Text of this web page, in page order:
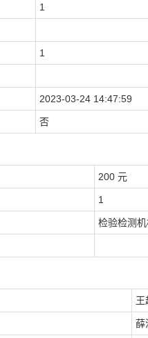
1
1
2023-03-24 14:47:59
否
200 元
1
检验检测
王
薛